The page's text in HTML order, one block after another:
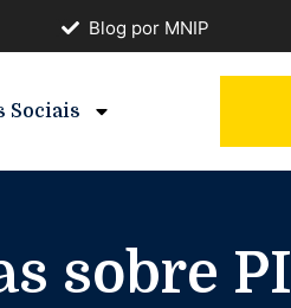
Blog por MNIP
Sociais
sobre PI